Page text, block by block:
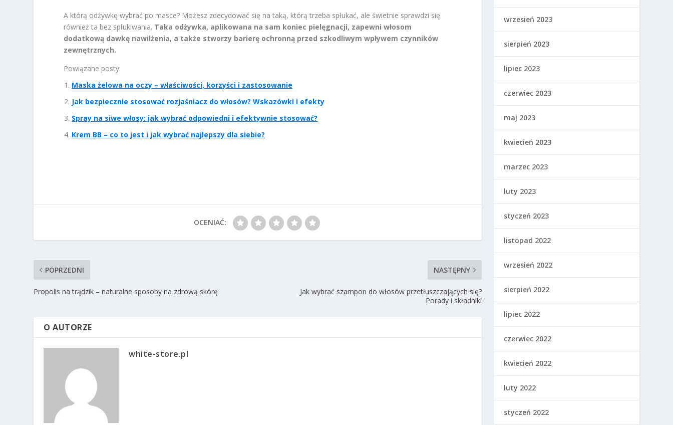
A którą odżywkę wybrać po masce? Możesz zdecydować się na taką, którą trzeba spłukać, ale świetnie sprawdzi się
również ta bez spłukiwania. Taka odżywka, aplikowana na sam koniec pielęgnacji, zapewni włosom
dodatkową dawkę nawilżenia, a także stworzy barierę ochronną przed szkodliwym wpływem czynników
zewnętrznych.
Powiązane posty:
Maska żelowa na oczy – właściwości, korzyści i zastosowanie
Jak bezpiecznie stosować rozjaśniacz do włosów? Wskazówki i efekty
Spray na siwe włosy: jak wybrać odpowiedni i efektywnie stosować?
Krem BB – co to jest i jak wybrać najlepszy dla siebie?
OCENIAĆ:
POPRZEDNI
Propolis na trądzik – naturalne sposoby na zdrową skórę
NASTĘPNY
Jak wybrać szampon do włosów przetłuszczających się?
Porady i składniki
O AUTORZE
white-store.pl
wrzesień 2023
sierpień 2023
lipiec 2023
czerwiec 2023
maj 2023
kwiecień 2023
marzec 2023
luty 2023
styczeń 2023
listopad 2022
wrzesień 2022
sierpień 2022
lipiec 2022
czerwiec 2022
kwiecień 2022
luty 2022
styczeń 2022